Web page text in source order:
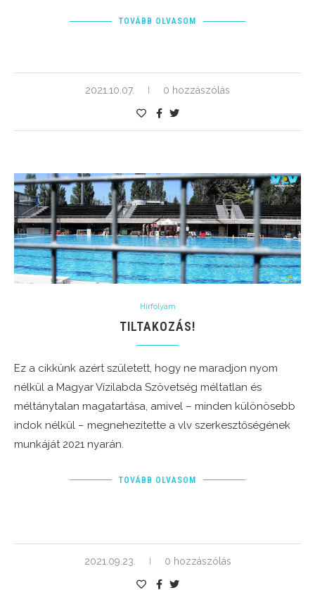
TOVÁBB OLVASOM
2021.10.07. 0 hozzászólás
Hírfolyam
TILTAKOZÁS!
Ez a cikkünk azért született, hogy ne maradjon nyom
nélkül a Magyar Vízilabda Szövetség méltatlan és
méltánytalan magatartása, amivel – minden különösebb
indok nélkül – megnehezítette a vlv szerkesztőségének
munkáját 2021 nyarán.
TOVÁBB OLVASOM
2021.09.23. 0 hozzászólás